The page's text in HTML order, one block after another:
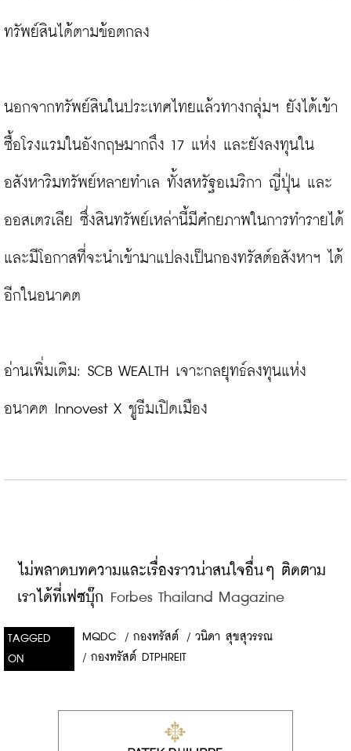
ทรัพย์สินได้ตามข้อตกลง
นอกจากทรัพย์สินในประเทศไทยแล้วทางกลุ่มฯ ยังได้เข้า
ซื้อโรงแรมในอังกฤษมากถึง 17 แห่ง และยังลงทุนใน
อสังหาริมทรัพย์หลายทำเล ทั้งสหรัฐอเมริกา ญี่ปุ่น และ
ออสเตรเลีย ซึ่งสินทรัพย์เหล่านี้มีศํกยภาพในการทำรายได้
และมีโอกาสที่จะนำเข้ามาแปลงเป็นกองทรัสต์อสังหาฯ ได้
อีกในอนาคต
อ่านเพิ่มเติม: SCB WEALTH เจาะกลยุทธ์ลงทุนแห่ง
อนาคต Innovest X ชูธีมเปิดเมือง
ไม่พลาดบทความและเรื่องราวน่าสนใจอื่นๆ ติดตาม
เราได้ที่เฟซบุ๊ก Forbes Thailand Magazine
TAGGED
ON
MQDC / กองทรัสต์ / วนิดา สุขสุวรรณ
/ ​กองทรัสต์ DTPHREIT